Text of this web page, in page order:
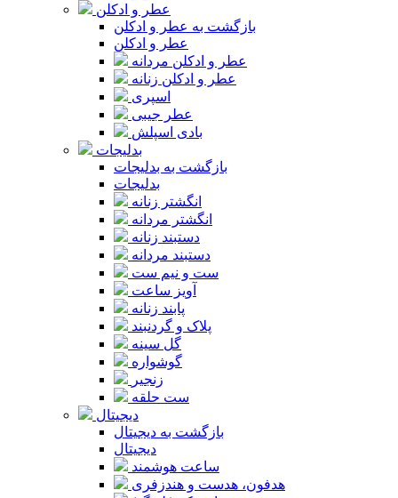
عطر و ادکلن
بازگشت به عطر و ادکلن
عطر و ادکلن
عطر و ادکلن مردانه
عطر و ادکلن زنانه
اسپری
عطر جیبی
بادی اسپلش
بدلیجات
بازگشت به بدلیجات
بدلیجات
انگشتر زنانه
انگشتر مردانه
دستبند زنانه
دستبند مردانه
ست و نیم ست
آویز ساعت
پابند زنانه
پلاک و گردنبند
گل سینه
گوشواره
زنجیر
ست حلقه
دیجیتال
بازگشت به دیجیتال
دیجیتال
ساعت هوشمند
هدفون، هدست و هندزفری